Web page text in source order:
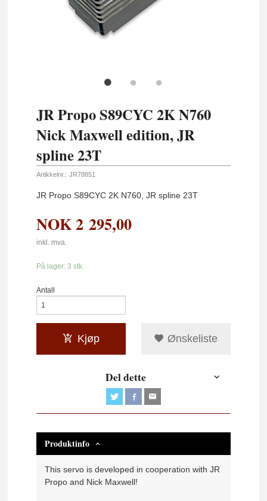
JR Propo S89CYC 2K N760
Nick Maxwell edition, JR
spline 23T
Artikkelnr.: JR78851
JR Propo S89CYC 2K N760, JR spline 23T
NOK2 295,00
inkl. mva.
På lager: 3 stk.
Antall
Kjøp Ønskeliste
Del dette
Produktinfo
This servo is developed in cooperation with JR
Propo and Nick Maxwell!